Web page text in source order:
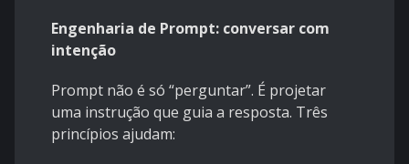
Engenharia de Prompt: conversar com
intenção
Prompt não é só “perguntar”. É projetar
uma instrução que guia a resposta. Três
princípios ajudam: